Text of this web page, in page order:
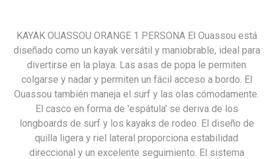
KAYAK OUASSOU ORANGE 1 PERSONA El Ouassou está
diseñado como un kayak versátil y maniobrable, ideal para
divertirse en la playa. Las asas de popa le permiten
colgarse y nadar y permiten un fácil acceso a bordo. El
Ouassou también maneja el surf y las olas cómodamente.
El casco en forma de 'espátula' se deriva de los
longboards de surf y los kayaks de rodeo. El diseño de
quilla ligera y riel lateral proporciona estabilidad
direccional y un excelente seguimiento. El sistema